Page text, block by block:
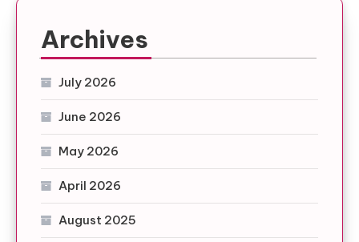
Archives
July 2026
June 2026
May 2026
April 2026
August 2025